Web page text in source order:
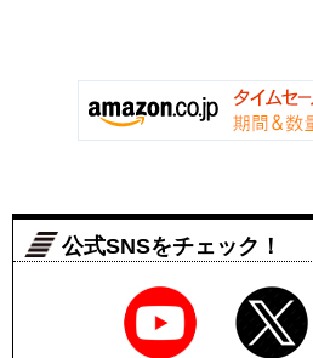
公式SNSをチェック！